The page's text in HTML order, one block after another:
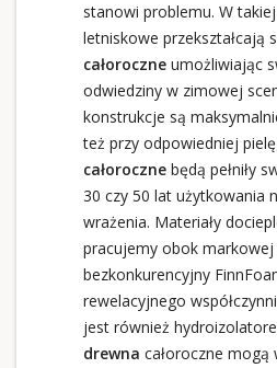
stanowi problemu. W
letniskowe przekształcają
całoroczneumożliwiając
odwiedziny w zimowej
konstrukcje są
też przy odpowiedniej
całorocznebędą pełniły
30 czy 50 lat użytkowania
wrażenia. Materiały
pracujemy obok markowej
bezkonkurencyjny
rewelacyjnego
jest również
drewna całoroczne mogą